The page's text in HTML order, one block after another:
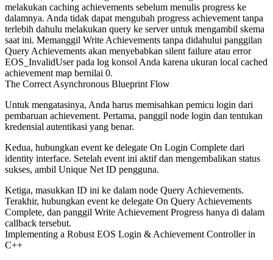
melakukan caching achievements sebelum menulis progress ke
dalamnya. Anda tidak dapat mengubah progress achievement tanpa
terlebih dahulu melakukan query ke server untuk mengambil skema
saat ini. Memanggil Write Achievements tanpa didahului panggilan
Query Achievements akan menyebabkan silent failure atau error
EOS_InvalidUserpada log konsol Anda karena ukuran local cached
achievement map bernilai 0.
The Correct Asynchronous Blueprint Flow
Untuk mengatasinya, Anda harus memisahkan pemicu login dari
pembaruan achievement. Pertama, panggil node login dan tentukan
kredensial autentikasi yang benar.
Kedua, hubungkan event ke delegate On Login Complete dari
identity interface. Setelah event ini aktif dan mengembalikan status
sukses, ambil Unique Net ID pengguna.
Ketiga, masukkan ID ini ke dalam node Query Achievements.
Terakhir, hubungkan event ke delegate On Query Achievements
Complete, dan panggil Write Achievement Progress hanya di dalam
callback tersebut.
Implementing a Robust EOS Login & Achievement Controller in
C++